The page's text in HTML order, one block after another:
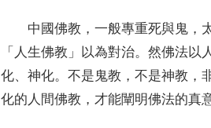
中國佛教 ，一般專重死與鬼 ，
「 人生佛教 」 以為對治。然佛法以
化、神化。不是鬼教 ，不是神教 ，
化的人間佛教 ，才能闡明佛法的真